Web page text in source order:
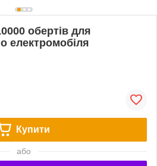
обертів для
електромобіля
Купити
або